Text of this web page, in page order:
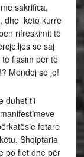
sakrifica,
dhe këto kurrë
rifreskimit të
së saj
flasim për të
Mendoj se jo!
duhet t’i
fetare
Shqiptaria
po flet dhe për